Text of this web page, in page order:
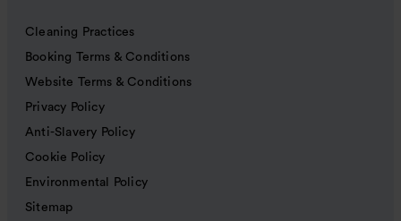
Cleaning Practices
Booking Terms & Conditions
Website Terms & Conditions
Privacy Policy
Anti-Slavery Policy
Cookie Policy
Environmental Policy
Sitemap